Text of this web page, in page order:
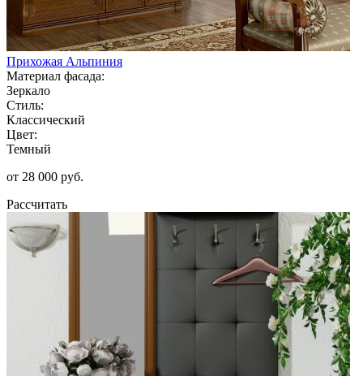
Прихожая Альпиния
Материал фасада:
Зеркало
Стиль:
Классический
Цвет:
Темный
от 28 000 руб.
Рассчитать